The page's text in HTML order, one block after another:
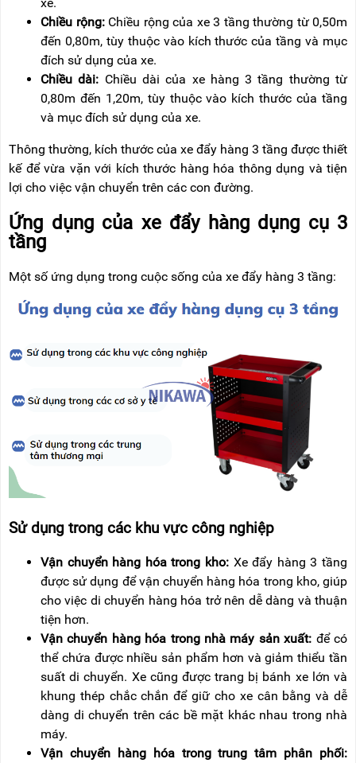
Chiều rộng: Chiều rộng của xe 3 tầng thường từ 0,50m
đến 0,80m, tùy thuộc vào kích thước của tầng và mục
đích sử dụng của xe.
Chiều dài: Chiều dài của xe hàng 3 tầng thường từ
0,80m đến 1,20m, tùy thuộc vào kích thước của tầng
và mục đích sử dụng của xe.
Thông thường, kích thước của xe đẩy hàng 3 tầng được thiết
kế để vừa vặn với kích thước hàng hóa thông dụng và tiện
lợi cho việc vận chuyển trên các con đường.
Ứng dụng của xe đẩy hàng dụng cụ 3
tầng
Một số ứng dụng trong cuộc sống của xe đẩy hàng 3 tầng:
Sử dụng trong các khu vực công nghiệp
Vận chuyển hàng hóa trong kho: Xe đẩy hàng 3 tầng
được sử dụng để vận chuyển hàng hóa trong kho, giúp
cho việc di chuyển hàng hóa trở nên dễ dàng và thuận
tiện hơn.
Vận chuyển hàng hóa trong nhà máy sản xuất: để có
thể chứa được nhiều sản phẩm hơn và giảm thiểu tần
suất di chuyển. Xe cũng được trang bị bánh xe lớn và
khung thép chắc chắn để giữ cho xe cân bằng và dễ
dàng di chuyển trên các bề mặt khác nhau trong nhà
máy.
Vận chuyển hàng hóa trong trung tâm phân phối: